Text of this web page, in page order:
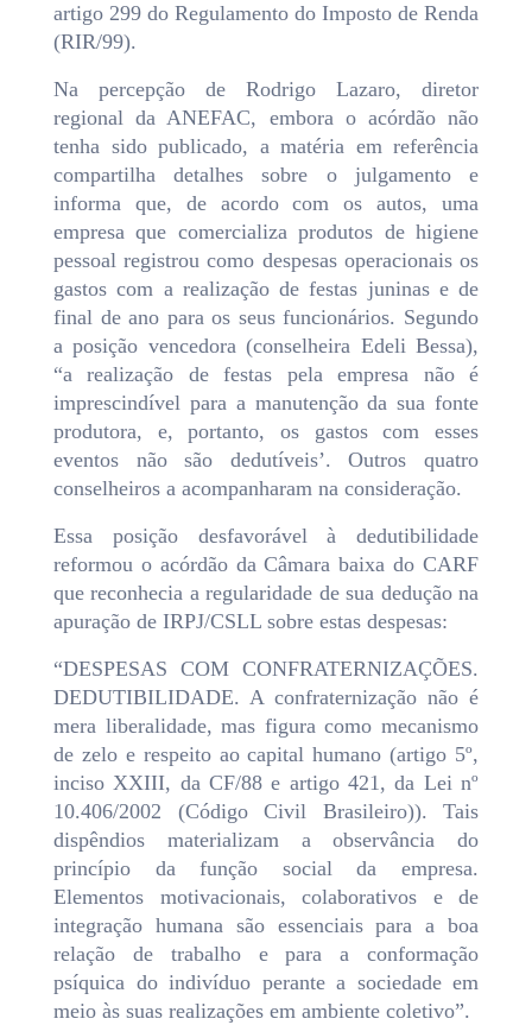
artigo 299 do Regulamento do Imposto de Renda
(RIR/99).
Na percepção de Rodrigo Lazaro, diretor
regional da ANEFAC, embora o acórdão não
tenha sido publicado, a matéria em referência
compartilha detalhes sobre o julgamento e
informa que, de acordo com os autos, uma
empresa que comercializa produtos de higiene
pessoal registrou como despesas operacionais os
gastos com a realização de festas juninas e de
final de ano para os seus funcionários. Segundo
a posição vencedora (conselheira Edeli Bessa),
“a realização de festas pela empresa não é
imprescindível para a manutenção da sua fonte
produtora, e, portanto, os gastos com esses
eventos não são dedutíveis’. Outros quatro
conselheiros a acompanharam na consideração.
Essa posição desfavorável à dedutibilidade
reformou o acórdão da Câmara baixa do CARF
que reconhecia a regularidade de sua dedução na
apuração de IRPJ/CSLL sobre estas despesas:
“DESPESAS COM CONFRATERNIZAÇÕES.
DEDUTIBILIDADE. A confraternização não é
mera liberalidade, mas figura como mecanismo
de zelo e respeito ao capital humano (artigo 5º,
inciso XXIII, da CF/88 e artigo 421, da Lei nº
10.406/2002 (Código Civil Brasileiro)). Tais
dispêndios materializam a observância do
princípio da função social da empresa.
Elementos motivacionais, colaborativos e de
integração humana são essenciais para a boa
relação de trabalho e para a conformação
psíquica do indivíduo perante a sociedade em
meio às suas realizações em ambiente coletivo”.